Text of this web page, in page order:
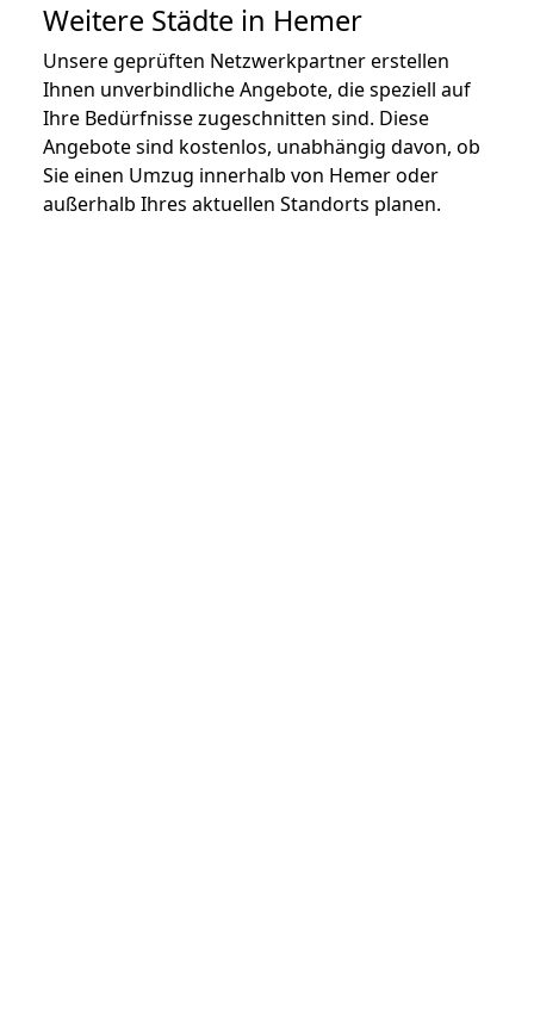
Weitere Städte in Hemer
Unsere geprüften Netzwerkpartner erstellen
Ihnen unverbindliche Angebote, die speziell auf
Ihre Bedürfnisse zugeschnitten sind. Diese
Angebote sind kostenlos, unabhängig davon, ob
Sie einen Umzug innerhalb von Hemer oder
außerhalb Ihres aktuellen Standorts planen.